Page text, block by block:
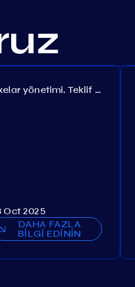
Axelar yönetimi. Teklif №385
Oct 2025
DAHA FAZLA
BİLGİ EDİNİN